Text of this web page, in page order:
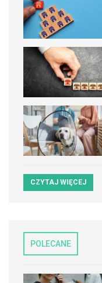
CZYTAJ WIĘCEJ
POLECANE